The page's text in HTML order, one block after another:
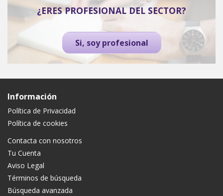
¿ERES PROFESIONAL DEL SECTOR?
Si, soy profesional
Información
Política de Privacidad
Política de cookies
Contacta con nosotros
Tu Cuenta
Aviso Legal
Términos de búsqueda
Búsqueda avanzada